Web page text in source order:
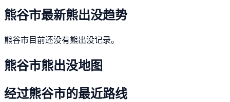
熊谷市最新熊出没趋势
熊谷市目前还没有熊出没记录。
熊谷市熊出没地图
经过熊谷市的最近路线